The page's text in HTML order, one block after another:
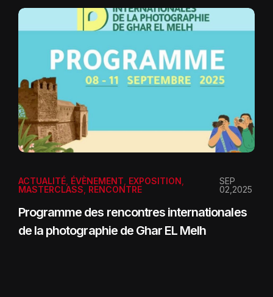
ACTUALITÉ ÉVÈNEMENT EXPOSITION
MASTERCLASS RENCONTRE
SEP
02,2025
Programme des rencontres internationales
de la photographie de Ghar EL Melh